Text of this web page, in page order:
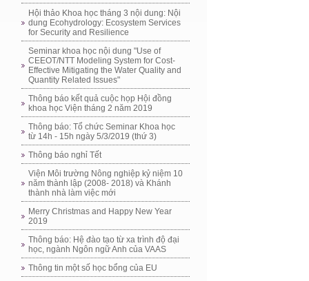
Hội thảo Khoa học tháng 3 nội dung: Nội
dung Ecohydrology: Ecosystem Services
for Security and Resilience
Seminar khoa học nội dung "Use of
CEEOT/NTT Modeling System for Cost-
Effective Mitigating the Water Quality and
Quantity Related Issues"
Thông báo kết quả cuộc họp Hội đồng
khoa học Viện tháng 2 năm 2019
Thông báo: Tổ chức Seminar Khoa học
từ 14h - 15h ngày 5/3/2019 (thứ 3)
Thông báo nghỉ Tết
Viện Môi trường Nông nghiệp kỷ niệm 10
năm thành lập (2008- 2018) và Khánh
thành nhà làm việc mới
Merry Christmas and Happy New Year
2019
Thông báo: Hệ đào tạo từ xa trình độ đại
học, ngành Ngôn ngữ Anh của VAAS
Thông tin một số học bổng của EU